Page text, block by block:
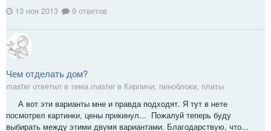
13 ноя 2013
9 ответов
Чем отделать дом?
master ответил в тема master в Кирпичи, пеноблоки, плиты
А вот эти варианты мне и правда подходят. Я тут в нете
посмотрел картинки, цены прикинул... Пожалуй теперь буду
выбирать между этими двумя вариантами. Благодарствую, что...